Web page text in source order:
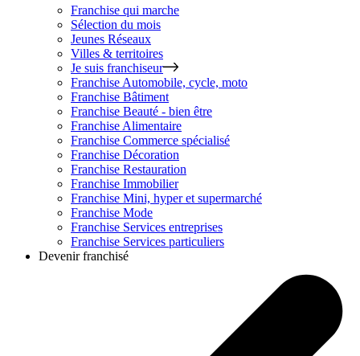
Franchise qui marche
Sélection du mois
Jeunes Réseaux
Villes & territoires
Je suis franchiseur
Franchise Automobile, cycle, moto
Franchise Bâtiment
Franchise Beauté - bien être
Franchise Alimentaire
Franchise Commerce spécialisé
Franchise Décoration
Franchise Restauration
Franchise Immobilier
Franchise Mini, hyper et supermarché
Franchise Mode
Franchise Services entreprises
Franchise Services particuliers
Devenir franchisé